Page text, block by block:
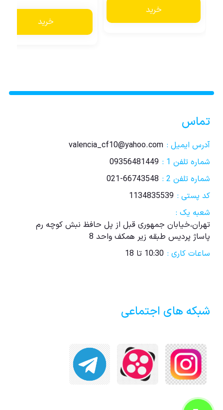
خرید
خرید
تماس
آدرس ایمیل : valencia_cf10@yahoo.com
شماره تلفن 1 :
09356481449
شماره تلفن 2 :
021-66743548
کد پستی : 1134835539
شعبه یک :
تهران،خیابان جمهوری قبل از پل حافظ نبش کوچه رم
پاساژ پردیس طبقه زیر همکف واحد 8
ساعات کاری : 10:30 تا 18
شبکه های اجتماعی